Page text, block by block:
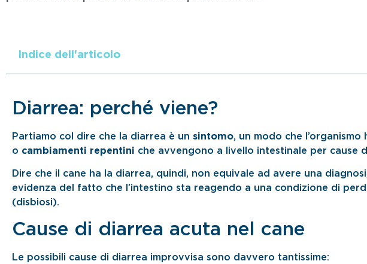
Indice dell'articolo
Diarrea: perché viene?
Partiamo col dire che la diarrea è un sintomo, un modo che l’organismo
o cambiamenti repentini che avvengono a livello intestinale per cause
Dire che il cane ha la diarrea, quindi, non equivale ad avere una
evidenza del fatto che l’intestino sta reagendo a una condizione di
(disbiosi).
Cause di diarrea acuta nel cane
Le possibili cause di diarrea improvvisa sono davvero tantissime: